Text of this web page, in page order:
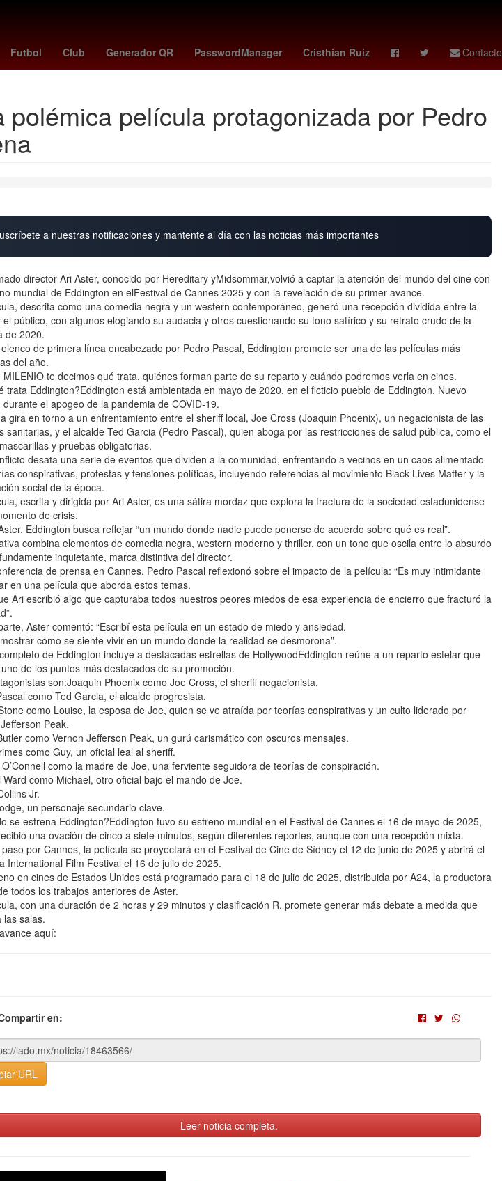
Futbol Club Generador QR PasswordManager Cristhian Ruiz Contacto
Incendio Semana Santa Claro Sports Rafael Caro Quintero
película protagonizada por Pedro
a nuestras notificaciones y mantente al día con las noticias más importantes
director Ari Aster, conocido por Hereditary yMidsommar,volvió a captar la atención del mundo del cine con
mundial de Eddington en elFestival de Cannes 2025 y con la revelación de su primer avance.
descrita como una comedia negra y un western contemporáneo, generó una recepción dividida entre la
el público, con algunos elogiando su audacia y otros cuestionando su tono satírico y su retrato crudo de la
de 2020.
de primera línea encabezado por Pedro Pascal, Eddington promete ser una de las películas más
del año.
MILENIO te decimos qué trata, quiénes forman parte de su reparto y cuándo podremos verla en cines.
trata Eddington?Eddington está ambientada en mayo de 2020, en el ficticio pueblo de Eddington, Nuevo
durante el apogeo de la pandemia de COVID-19.
gira en torno a un enfrentamiento entre el sheriff local, Joe Cross (Joaquin Phoenix), un negacionista de las
sanitarias, y el alcalde Ted Garcia (Pedro Pascal), quien aboga por las restricciones de salud pública, como el
y pruebas obligatorias.
desata una serie de eventos que dividen a la comunidad, enfrentando a vecinos en un caos alimentado
conspirativas, protestas y tensiones políticas, incluyendo referencias al movimiento Black Lives Matter y la
social de la época.
escrita y dirigida por Ari Aster, es una sátira mordaz que explora la fractura de la sociedad estadunidense
de crisis.
Eddington busca reflejar “un mundo donde nadie puede ponerse de acuerdo sobre qué es real”.
combina elementos de comedia negra, western moderno y thriller, con un tono que oscila entre lo absurdo
inquietante, marca distintiva del director.
de prensa en Cannes, Pedro Pascal reflexionó sobre el impacto de la película: “Es muy intimidante
en una película que aborda estos temas.
Ari escribió algo que capturaba todos nuestros peores miedos de esa experiencia de encierro que fracturó la
Aster comentó: “Escribí esta película en un estado de miedo y ansiedad.
cómo se siente vivir en un mundo donde la realidad se desmorona”.
de Eddington incluye a destacadas estrellas de HollywoodEddington reúne a un reparto estelar que
de los puntos más destacados de su promoción.
son:Joaquin Phoenix como Joe Cross, el sheriff negacionista.
como Ted Garcia, el alcalde progresista.
como Louise, la esposa de Joe, quien se ve atraída por teorías conspirativas y un culto liderado por
Peak.
como Vernon Jefferson Peak, un gurú carismático con oscuros mensajes.
como Guy, un oficial leal al sheriff.
como la madre de Joe, una ferviente seguidora de teorías de conspiración.
Ward como Michael, otro oficial bajo el mando de Joe.
Jr.
un personaje secundario clave.
se estrena Eddington?Eddington tuvo su estreno mundial en el Festival de Cannes el 16 de mayo de 2025,
una ovación de cinco a siete minutos, según diferentes reportes, aunque con una recepción mixta.
por Cannes, la película se proyectará en el Festival de Cine de Sídney el 12 de junio de 2025 y abrirá el
International Film Festival el 16 de julio de 2025.
en cines de Estados Unidos está programado para el 18 de julio de 2025, distribuida por A24, la productora
todos los trabajos anteriores de Aster.
con una duración de 2 horas y 29 minutos y clasificación R, promete generar más debate a medida que
las salas.
aquí:
en:
URL
Leer noticia completa.